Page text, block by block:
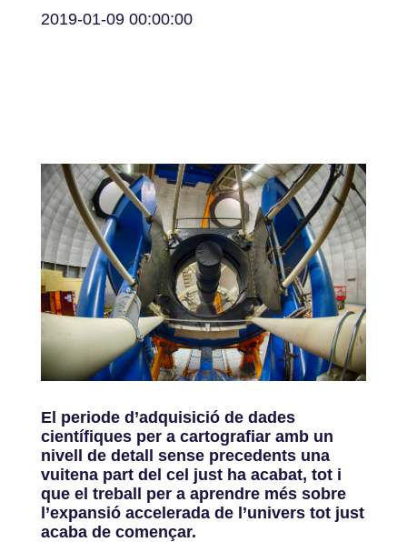
2019-01-09 00:00:00
El periode d’adquisició de dades
científiques per a cartografiar amb un
nivell de detall sense precedents una
vuitena part del cel just ha acabat, tot i
que el treball per a aprendre més sobre
l’expansió accelerada de l’univers tot just
acaba de començar.